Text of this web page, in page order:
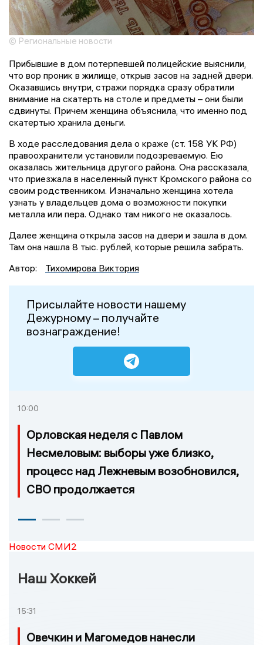
© Региональные новости
Прибывшие в дом потерпевшей полицейские выяснили,
что вор проник в жилище, открыв засов на задней двери.
Оказавшись внутри, стражи порядка сразу обратили
внимание на скатерть на столе и предметы – они были
сдвинуты. Причем женщина объяснила, что именно под
скатертью хранила деньги.
В ходе расследования дела о краже (ст. 158 УК РФ)
правоохранители установили подозреваемую. Ею
оказалась жительница другого района. Она рассказала,
что приезжала в населенный пункт Кромского района со
своим родственником. Изначально женщина хотела
узнать у владельцев дома о возможности покупки
металла или пера. Однако там никого не оказалось.
Далее женщина открыла засов на двери и зашла в дом.
Там она нашла 8 тыс. рублей, которые решила забрать.
Автор:
Тихомирова Виктория
Присылайте новости нашему
Дежурному – получайте
вознаграждение!
10:00
Орловская неделя с Павлом
Несмеловым: выборы уже близко,
процесс над Лежневым возобновился,
СВО продолжается
Новости СМИ2
Наш Хоккей
15:31
Овечкин и Магомедов нанесли